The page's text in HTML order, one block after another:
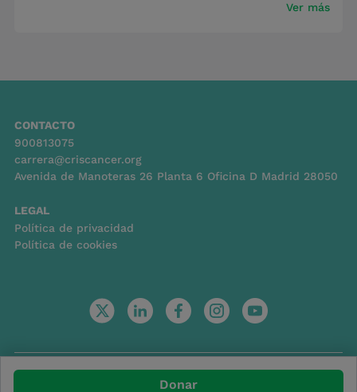
Ver más
Donar
CONTACTO
900813075
carrera@criscancer.org
Avenida de Manoteras 26 Planta 6 Oficina D Madrid 28050
LEGAL
Política de privacidad
Política de cookies
© Copyright 2026